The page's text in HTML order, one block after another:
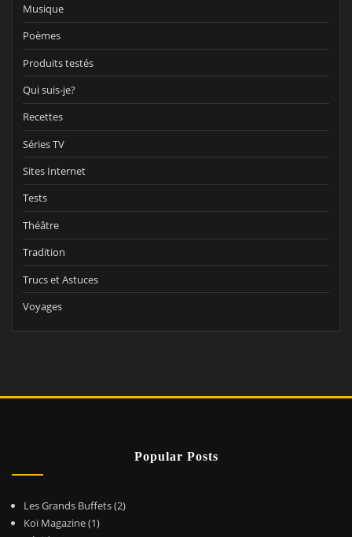
Musique
Poèmes
Produits testés
Qui suis-je?
Recettes
Séries TV
Sites Internet
Tests
Théâtre
Tradition
Trucs et Astuces
Voyages
Popular Posts
Les Grands Buffets(2)
Koï Magazine(1)